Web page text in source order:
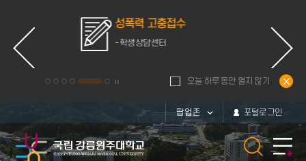
성폭력 고충접수
- 학생상담센터
오늘 하루 동안 열지 않기
팝업존 포털로그인